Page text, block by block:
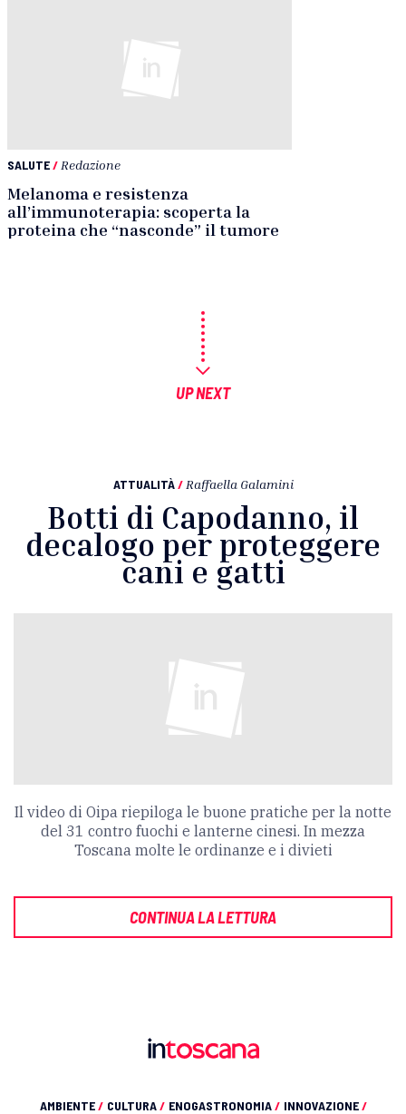
SALUTE/ Redazione
Melanoma e resistenza
all’immunoterapia: scoperta la
proteina che “nasconde” il tumore
UP NEXT
ATTUALITÀ / Raffaella Galamini
Botti di Capodanno, il
decalogo per proteggere
cani e gatti
Il video di Oipa riepiloga le buone pratiche per la notte
del 31 contro fuochi e lanterne cinesi. In mezza
Toscana molte le ordinanze e i divieti
CONTINUA LA LETTURA
AMBIENTE/ CULTURA/ ENOGASTRONOMIA/ INNOVAZIONE/